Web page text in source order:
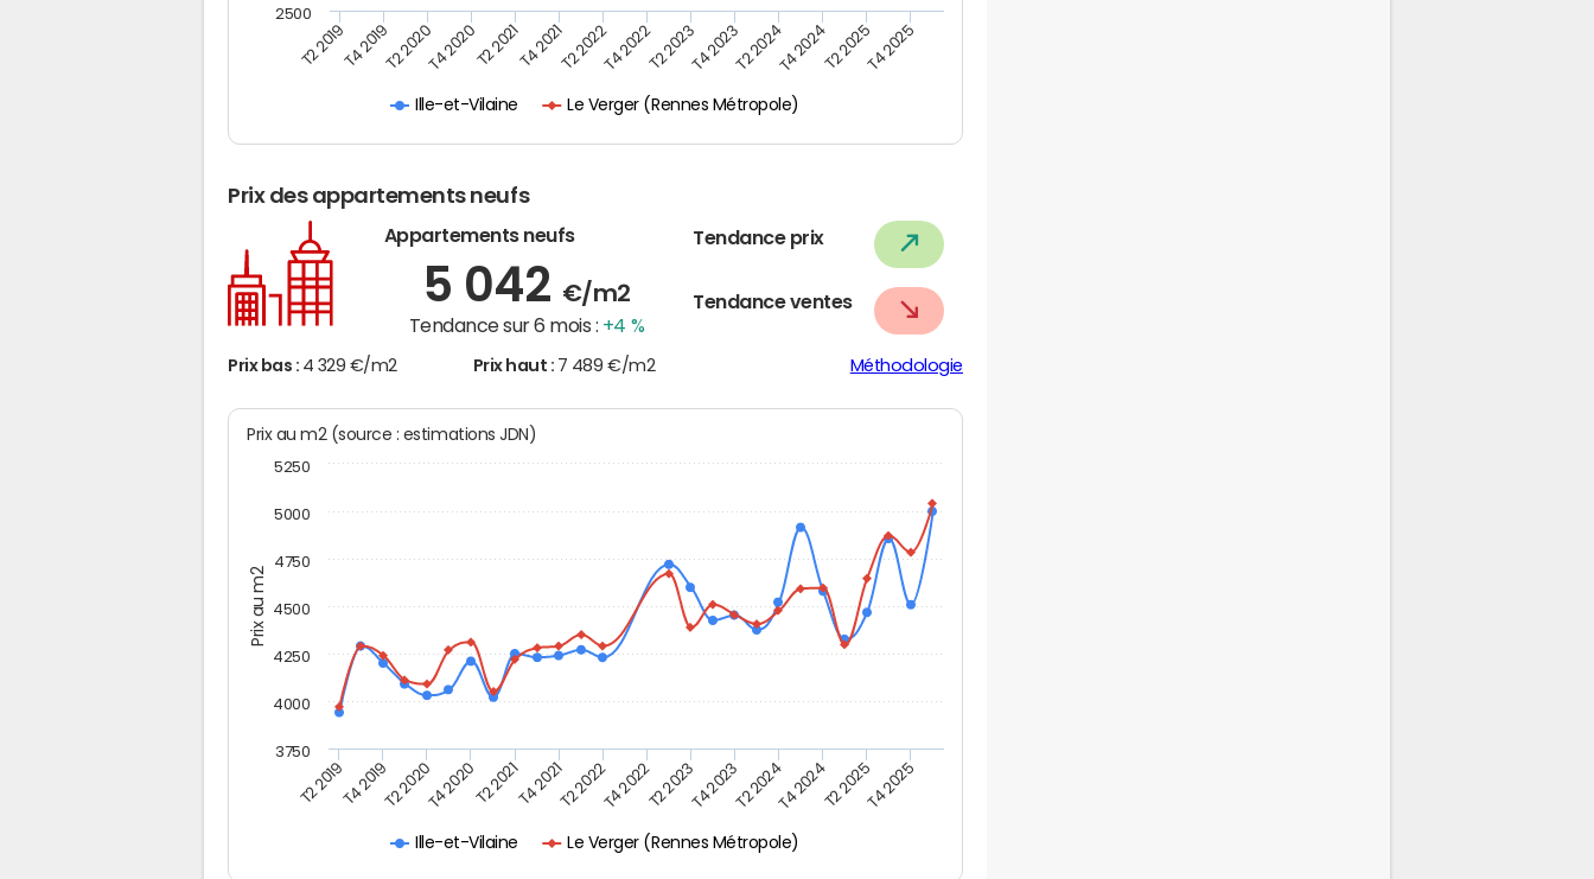
Ille-et-Vilaine Le Verger (Rennes Métropole)
T2 2019T4 2019T2 2020T4 2020T2 2021T4 2021T2 2022T4 2022T2 2023T4 2023T2 2024T4 2024T2 2025T4 2025
2500
Prix des appartements neufs
Appartements neufs
5 042 €/m2
Tendance sur 6 mois : +4 %
Tendance prix
Tendance ventes
Prix bas : 4 329 €/m2 Prix haut : 7 489 €/m2 Méthodologie
Prix au m2
Prix au m2 (source : estimations JDN)
Ille-et-Vilaine Le Verger (Rennes Métropole)
T2 2019T4 2019T2 2020T4 2020T2 2021T4 2021T2 2022T4 2022T2 2023T4 2023T2 2024T4 2024T2 2025T4 2025
3750
4000
4250
4500
4750
5000
5250